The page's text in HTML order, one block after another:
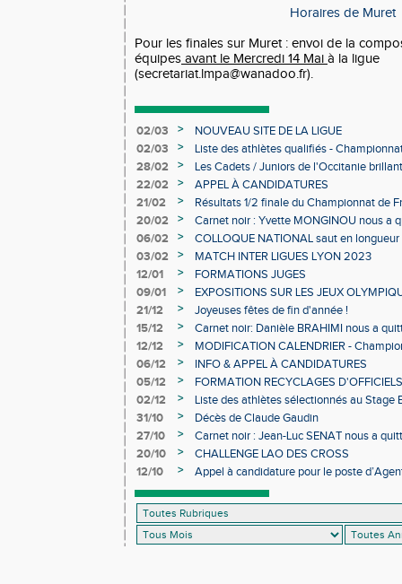
Horaires de Muret
Pour les finales sur Muret : envoi de la
équipes avant le Mercredi 14 Mai à la ligue
(secretariat.lmpa@wanadoo.fr).
02/03 >
NOUVEAU SITE DE LA LIGUE
02/03
>
Liste des athlètes qualifiés -
Individuels en salle
28/02 >
Les Cadets / Juniors de l'Occitanie
22/02
>
APPEL À CANDIDATURES
21/02
>
Résultats 1/2 finale du Championnat de
20/02
>
Carnet noir : Yvette MONGINOU nous a
06/02
>
COLLOQUE NATIONAL saut en
03/02
>
MATCH INTER LIGUES LYON 2023
12/01
>
FORMATIONS JUGES
09/01
>
EXPOSITIONS SUR LES JEUX
21/12
>
Joyeuses fêtes de fin d'année !
15/12
>
Carnet noir: Danièle BRAHIMI nous a
12/12
>
MODIFICATION CALENDRIER -
06/12
>
INFO & APPEL À CANDIDATURES
05/12
>
FORMATION RECYCLAGES D'OFFICIELS
02/12
>
Liste des athlètes sélectionnés au Stage
31/10
>
Décès de Claude Gaudin
27/10
>
Carnet noir : Jean-Luc SENAT nous a
20/10
>
CHALLENGE LAO DES CROSS
12/10
>
Appel à candidature pour le poste